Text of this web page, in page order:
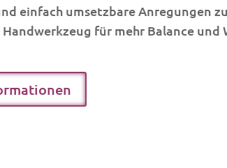
einfach umsetzbare Anregungen
für mehr Balance und